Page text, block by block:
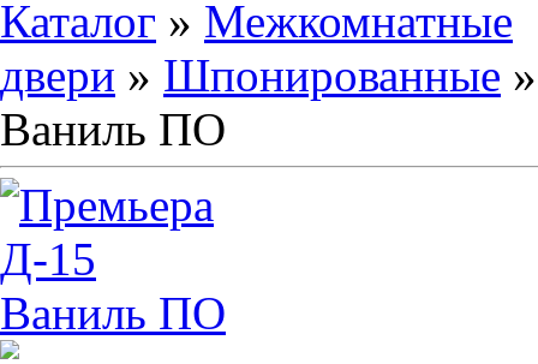
Каталог » Межкомнатные
двери » Шпонированные
Ваниль ПО